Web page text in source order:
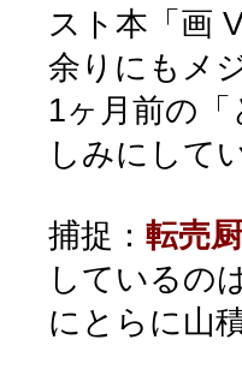
スト本「画
余りにもメ
1ヶ月前の
しみにして
捕捉： 転売
しているの
にとらに山